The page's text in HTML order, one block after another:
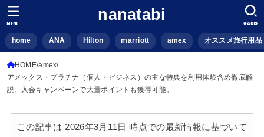
nanatabi
home ANA Hilton marriott amex オススメ旅行用品
SEARCH
MENU
HOME amex
アメックス・プラチナ（個人・ビジネス）の主な特典を利用体験含め徹底解
説。入会キャンペーンで大量ポイントも獲得可能。
この記事は 2026年3月11日 時点での最新情報に基づいて